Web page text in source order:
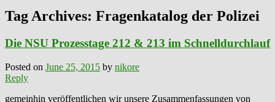
Tag Archives: Fragenkatalog der Polizei
Die NSU Prozesstage 212 & 213 im Schnelldurchlauf
Posted on June 25, 2015 by nikore
Reply
gemeinhin veröffentlichen wir unsere Zusammenfassungen von